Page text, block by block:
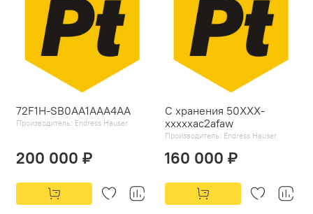
72F1H-SB0AA1AAA4AA
Производитель: Endress Hauser
200 000 ₽
С хранения 50XXX-
xxxxxac2afaw
Производитель: Endress Hauser
160 000 ₽